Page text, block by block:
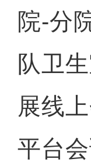
院-分
队卫
展线
平台